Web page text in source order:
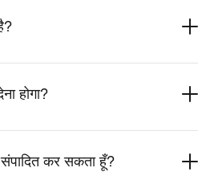
होगा?
संपादित कर सकता हूँ?